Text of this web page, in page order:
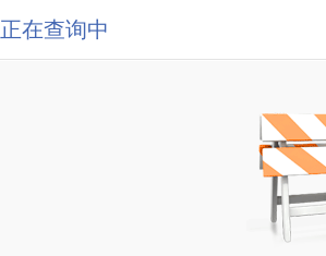
正在查询中